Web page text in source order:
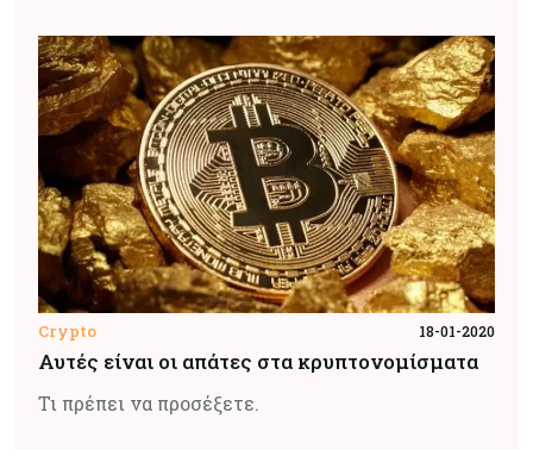
Crypto 18-01-2020
Αυτές είναι οι απάτες στα κρυπτονομίσματα
Τι πρέπει να προσέξετε.